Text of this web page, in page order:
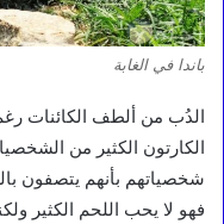
باندا في الغابة
الدُب من ألطف الكائنات
الكارتون الكثير من
شخصياتهم بأنهم يتصفون
فهو لا يحب اللحم الكثير